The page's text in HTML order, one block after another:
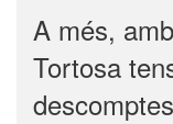
A més,
Tortosa